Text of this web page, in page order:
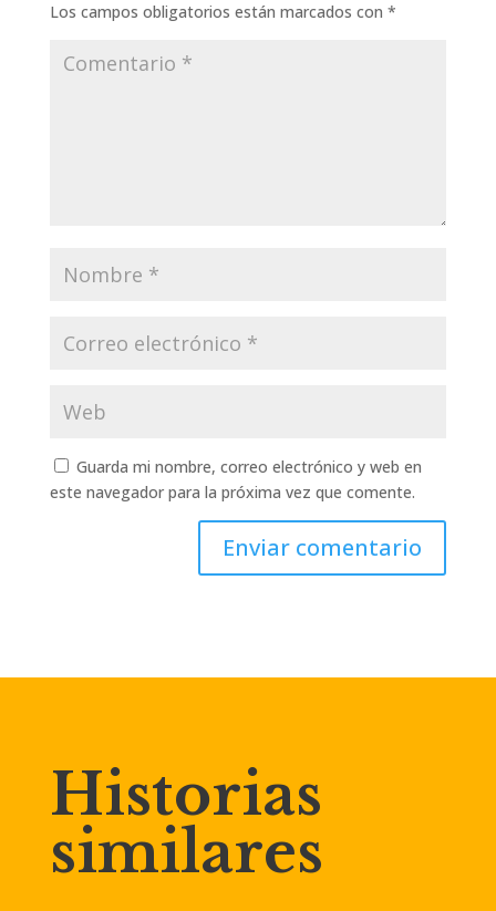
Los campos obligatorios están marcados con *
Guarda mi nombre, correo electrónico y web en
este navegador para la próxima vez que comente.
Enviar comentario
Historias
similares